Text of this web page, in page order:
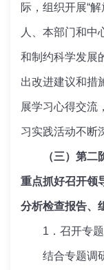
际，组织开展“
人、本部门和中
和制约科学发展
出改进建议和措
展学习心得交流
习实践活动不断
（三）第二
重点抓好召开领
分析检查报告、
1．召开专题
结合专题调研